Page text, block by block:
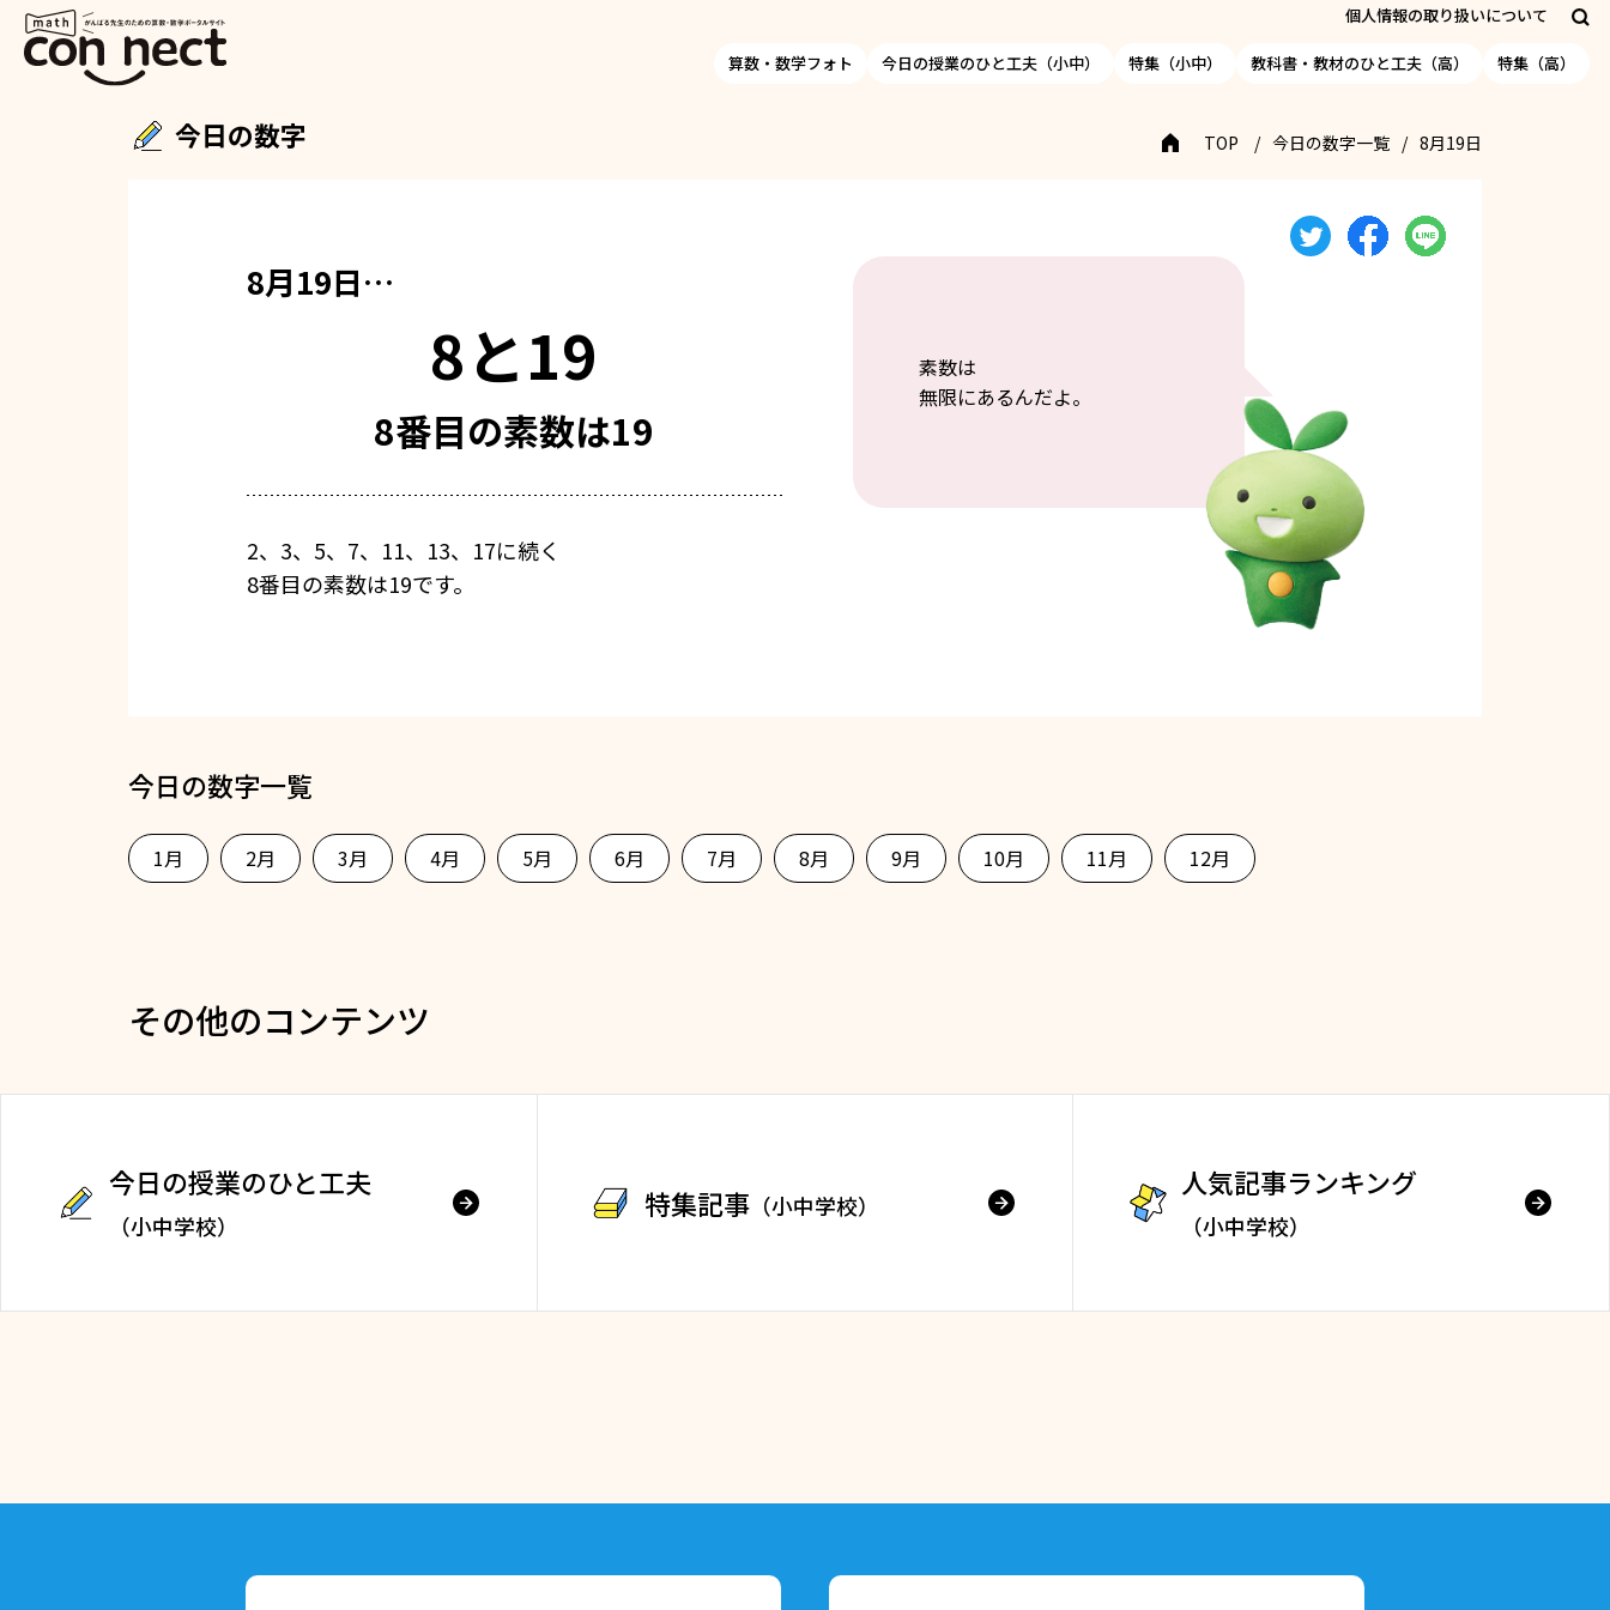
個人情報の取り扱いについて
算数・数学フォト 今日の授業のひと工夫（小中） 特集（小中） 教科書・教材のひと工夫（高） 特集（高）
今日の数字 TOP 今日の数字一覧 8月19日
8月19日…
8と19
8番目の素数は19
2、3、5、7、11、13、17に続く
8番目の素数は19です。
素数は
無限にあるんだよ。
今日の数字一覧
1月 2月 3月 4月 5月 6月 7月 8月 9月 10月 11月 12月
その他のコンテンツ
今日の授業のひと工夫
（小中学校）
特集記事 （小中学校）
人気記事ランキング
（小中学校）